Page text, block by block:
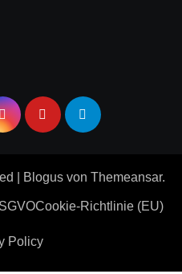
Blogusvon Themeansar.
Cookie-Richtlinie (EU)
Policy